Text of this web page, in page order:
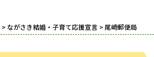
> ながさき結婚・子育て応援宣言 > 尾崎郵便局